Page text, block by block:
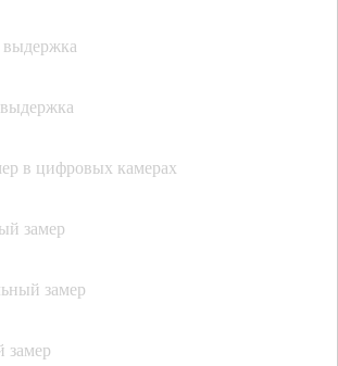
выдержка
в цифровых камерах
замер
замер
замер